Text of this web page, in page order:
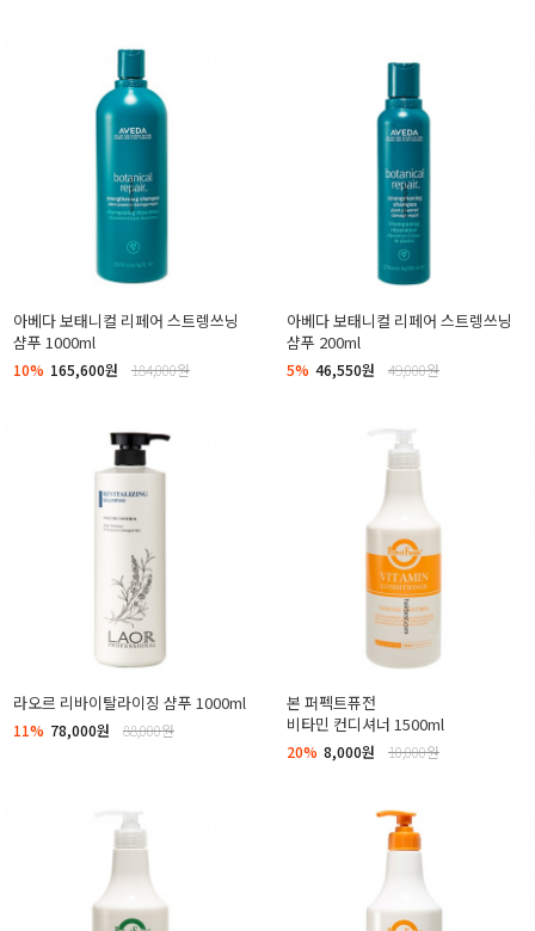
아베다 보태니컬 리페어 스트렝쓰닝
샴푸 1000ml
10% 165,600원 184,000원
아베다 보태니컬 리페어 스트렝쓰닝
샴푸 200ml
5% 46,550원 49,000원
라오르 리바이탈라이징 샴푸 1000ml
11% 78,000원 88,000원
본 퍼펙트퓨전
비타민 컨디셔너 1500ml
20% 8,000원 10,000원